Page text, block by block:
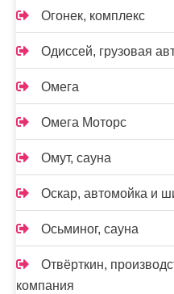
Огонек, комплекс
Одиссей, грузовая
Омега
Омега Моторс
Омут, сауна
Оскар, автомойка и
Осьминог, сауна
Отвёрткин,
компания